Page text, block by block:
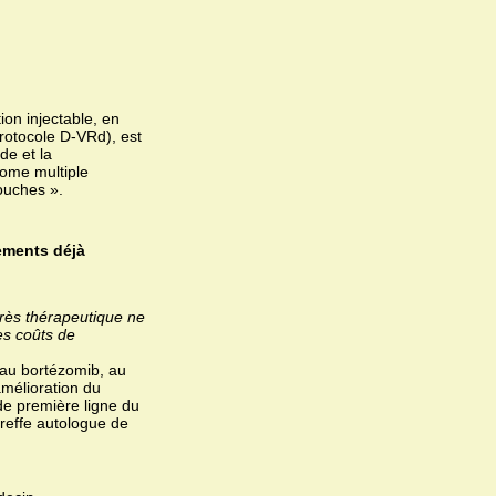
injectable, en
D-VRd), est
et la
multiple
».
déjà
thérapeutique ne
coûts de
bortézomib, au
du
première ligne du
autologue de